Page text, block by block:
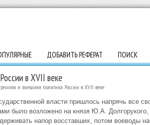
ДОБАВИТЬ РЕФЕРАТ ПОИСК
в XVII веке
и внешняя политика России в XVII веке
власти пришлось напрячь все
было возложено на князя Ю.А.
напор восставших, потом воеводы